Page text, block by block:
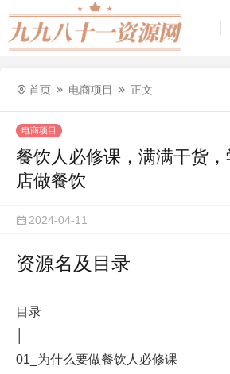
首页 电商项目 正文
电商项目
餐饮人必修课，满满干货
店做餐饮
2024-04-11
资源名及目录
目录
01_为什么要做餐饮人必修课